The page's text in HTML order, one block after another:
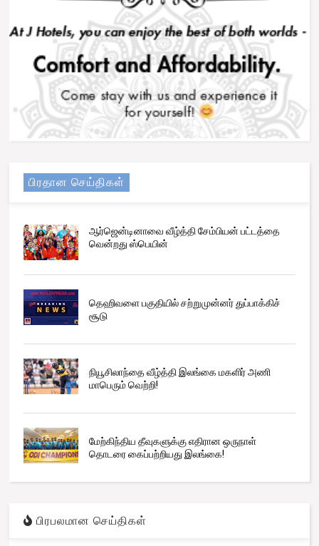
பிரதான செய்திகள்
ஆர்ஜென்டினாவை வீழ்த்தி சேம்பியன் பட்டத்தை
வென்றது ஸ்பெயின்
தெஹிவளை பகுதியில் சற்றுமுன்னர் துப்பாக்கிச்
சூடு
நியூசிலாந்தை வீழ்த்தி இலங்கை மகளிர் அணி
மாபெரும் வெற்றி!
மேற்கிந்திய தீவுகளுக்கு எதிரான ஒருநாள்
தொடரை கைப்பற்றியது இலங்கை!
பிரபலமான செய்திகள்